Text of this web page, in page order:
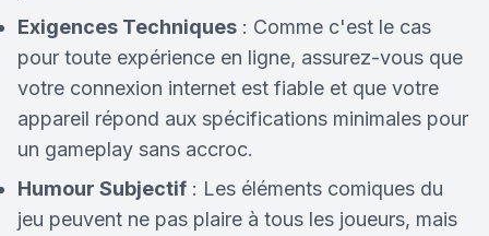
Exigences Techniques : Comme c'est le cas
pour toute expérience en ligne, assurez-vous que
votre connexion internet est fiable et que votre
appareil répond aux spécifications minimales pour
un gameplay sans accroc.
Humour Subjectif : Les éléments comiques du
jeu peuvent ne pas plaire à tous les joueurs, mais